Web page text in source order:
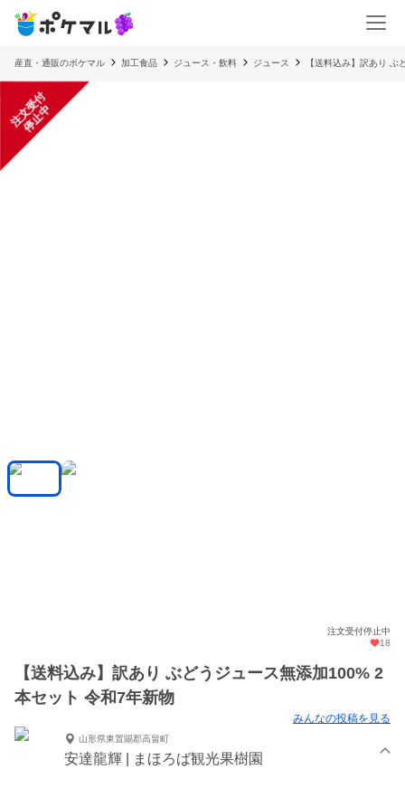
産直・通販のポケマル 加工食品 ジュース・飲料 ジュース 【送料込み】訳あり
注
文
受
付
停
止
中
注文受付停止中
18
【送料込み】訳あり ぶどうジュース無添加100% 2
本セット 令和7年新物
みんなの投稿を見る
山形県東置賜郡高畠町
安達龍輝 | まほろば観光果樹園